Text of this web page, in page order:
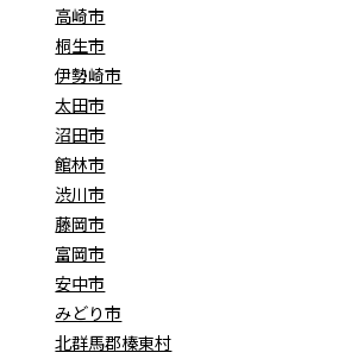
高崎市
桐生市
伊勢崎市
太田市
沼田市
館林市
渋川市
藤岡市
富岡市
安中市
みどり市
北群馬郡榛東村